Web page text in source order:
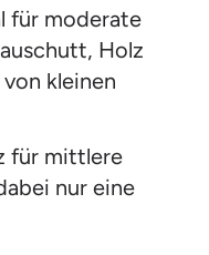
für moderate
Holz
kleinen
für mittlere
nur eine